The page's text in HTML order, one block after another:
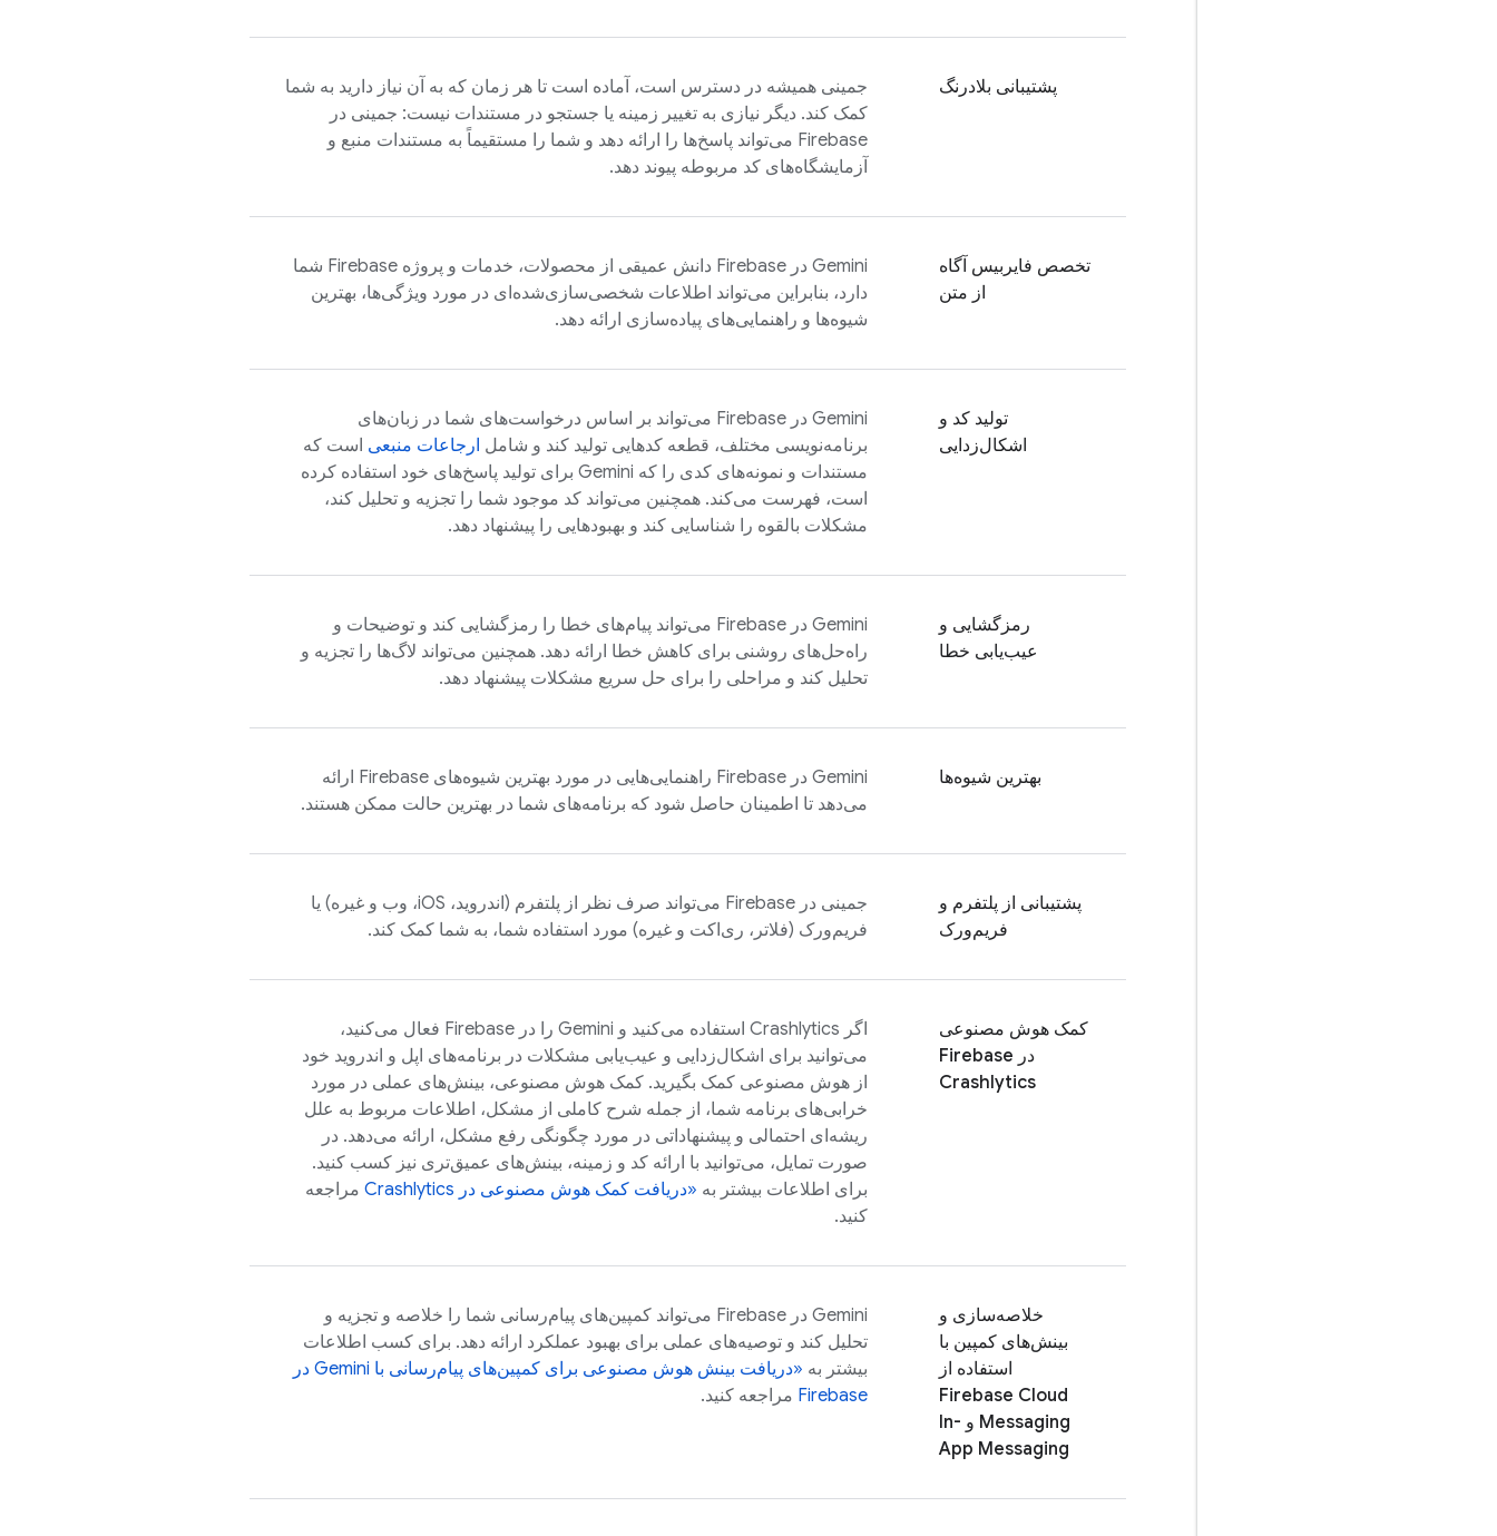
پشتیبانی بلادرنگ
جمینی همیشه در دسترس است، آماده است تا هر زمان که به آن نیاز دارید به شما
کمک کند. دیگر نیازی به تغییر زمینه یا جستجو در مستندات نیست: جمینی در
Firebase می‌تواند پاسخ‌ها را ارائه دهد و شما را مستقیماً به مستندات منبع و
آزمایشگاه‌های کد مربوطه پیوند دهد.
تخصص فایربیس آگاه
از متن
Gemini در Firebase
دانش عمیقی از محصولات، خدمات و پروژه Firebase شما
دارد، بنابراین می‌تواند اطلاعات شخصی‌سازی‌شده‌ای در مورد ویژگی‌ها، بهترین
شیوه‌ها و راهنمایی‌های پیاده‌سازی ارائه دهد.
تولید کد و
اشکال‌زدایی
Gemini در Firebase می‌تواند بر اساس درخواست‌های شما در زبان‌های
برنامه‌نویسی مختلف، قطعه کدهایی تولید کند و شامل ارجاعات منبعی است که
مستندات و نمونه‌های کدی را که Gemini برای تولید پاسخ‌های خود استفاده کرده
است، فهرست می‌کند. همچنین می‌تواند کد موجود شما را تجزیه و تحلیل کند،
مشکلات بالقوه را شناسایی کند و بهبودهایی را پیشنهاد دهد.
رمزگشایی و
عیب‌یابی خطا
Gemini در Firebase می‌تواند پیام‌های خطا را رمزگشایی کند و توضیحات و
راه‌حل‌های روشنی برای کاهش خطا ارائه دهد. همچنین می‌تواند لاگ‌ها را تجزیه و
تحلیل کند و مراحلی را برای حل سریع مشکلات پیشنهاد دهد.
بهترین شیوه‌ها Gemini در Firebase
راهنمایی‌هایی در مورد بهترین شیوه‌های Firebase ارائه
می‌دهد تا اطمینان حاصل شود که برنامه‌های شما در بهترین حالت ممکن هستند.
پشتیبانی از پلتفرم و
فریم‌ورک
جمینی در Firebase
می‌تواند صرف نظر از پلتفرم (اندروید، iOS، وب و غیره) یا
فریم‌ورک (فلاتر، ری‌اکت و غیره) مورد استفاده شما، به شما کمک کند.
کمک هوش مصنوعی
در Firebase
Crashlytics
اگر Crashlytics استفاده می‌کنید و Gemini را در Firebase فعال می‌کنید،
می‌توانید برای اشکال‌زدایی و عیب‌یابی مشکلات در برنامه‌های اپل و اندروید خود
از هوش مصنوعی کمک بگیرید. کمک هوش مصنوعی، بینش‌های عملی در مورد
خرابی‌های برنامه شما، از جمله شرح کاملی از مشکل، اطلاعات مربوط به علل
ریشه‌ای احتمالی و پیشنهاداتی در مورد چگونگی رفع مشکل، ارائه می‌دهد. در
صورت تمایل، می‌توانید با ارائه کد و زمینه، بینش‌های عمیق‌تری نیز کسب کنید.
برای اطلاعات بیشتر به «دریافت کمک هوش مصنوعی در Crashlytics مراجعه
کنید.
خلاصه‌سازی و
بینش‌های کمپین با
استفاده از
Firebase Cloud
Messaging و In-
App Messaging
Gemini در Firebase می‌تواند کمپین‌های پیام‌رسانی شما را خلاصه و تجزیه و
تحلیل کند و توصیه‌های عملی برای بهبود عملکرد ارائه دهد. برای کسب اطلاعات
بیشتر به «دریافت بینش هوش مصنوعی برای کمپین‌های پیام‌رسانی با Gemini در
Firebase مراجعه کنید.